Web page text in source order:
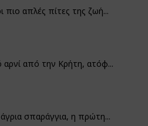
πιο απλές πίτες της ζωή...
αρνί από την Κρήτη, ατόφ...
άγρια σπαράγγια, η πρώτη...